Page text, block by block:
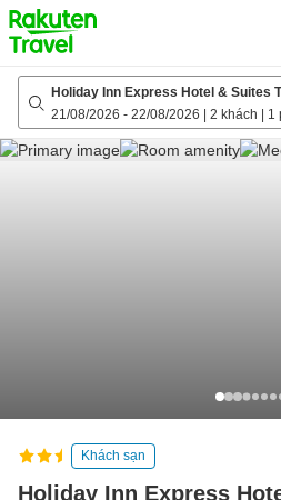
to
top
page
Holiday Inn Express Hotel & Suites
21/08/2026 - 22/08/2026 2 khách 1
Khách sạn
Holiday Inn Express